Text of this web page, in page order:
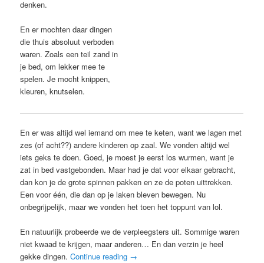
denken.
En er mochten daar dingen
die thuis absoluut verboden
waren. Zoals een teil zand in
je bed, om lekker mee te
spelen. Je mocht knippen,
kleuren, knutselen.
En er was altijd wel iemand om mee te keten, want we lagen met
zes (of acht??) andere kinderen op zaal. We vonden altijd wel
iets geks te doen. Goed, je moest je eerst los wurmen, want je
zat in bed vastgebonden. Maar had je dat voor elkaar gebracht,
dan kon je de grote spinnen pakken en ze de poten uittrekken.
Een voor één, die dan op je laken bleven bewegen. Nu
onbegrijpelijk, maar we vonden het toen het toppunt van lol.
En natuurlijk probeerde we de verpleegsters uit. Sommige waren
niet kwaad te krijgen, maar anderen… En dan verzin je heel
gekke dingen.Continue reading →